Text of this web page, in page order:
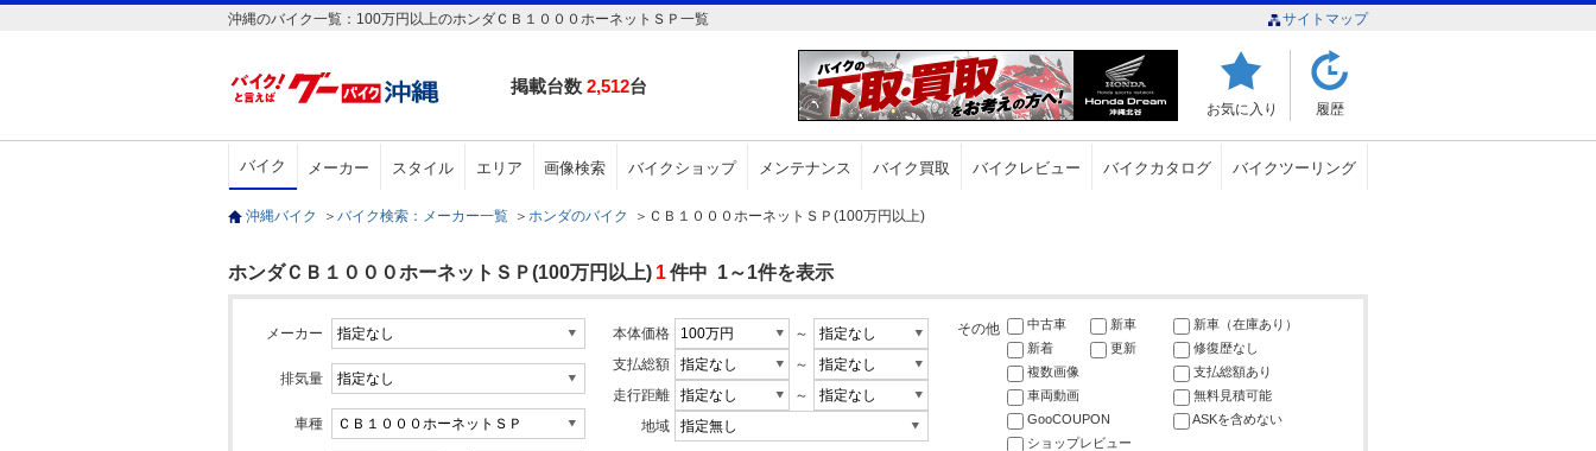
沖縄のバイク一覧：100万円以上のホンダＣＢ１０００ホーネットＳＰ一覧 サイトマップ
掲載台数 2,512台
お気に入り 履歴
バイク メーカー スタイル エリア 画像検索 バイクショップ メンテナンス バイク買取 バイクレビュー バイクカタログ バイクツーリング
沖縄バイク ＞ バイク検索：メーカー一覧 ＞ ホンダのバイク ＞ ＣＢ１０００ホーネットＳＰ(100万円以上)
ホンダＣＢ１０００ホーネットＳＰ(100万円以上) 1件中 1～1件を表示
メーカー
排気量
車種
本体価格
～
支払総額
～
走行距離
～
地域
その他 中古車 新車
新車（在庫あり）
新着
更新
修復歴なし
複数画像
支払総額あり
車両動画
無料見積可能
GooCOUPON
ASKを含めない
ショップレビュー